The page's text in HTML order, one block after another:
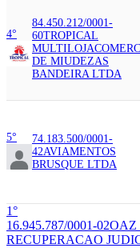
4°
84.450.212/0001-
60TROPICAL
MULTILOJA
DE MIUDEZAS
BANDEIRA LTDA
5°
74.183.500/0001-
42AVIAMENTOS
BRUSQUE LTDA
1°
16.945.787/0001-02OAZ
RECUPERACAO